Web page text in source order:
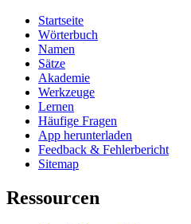
Startseite
Wörterbuch
Namen
Sätze
Akademie
Werkzeuge
Lernen
Häufige Fragen
App herunterladen
Feedback & Fehlerbericht
Sitemap
Ressourcen